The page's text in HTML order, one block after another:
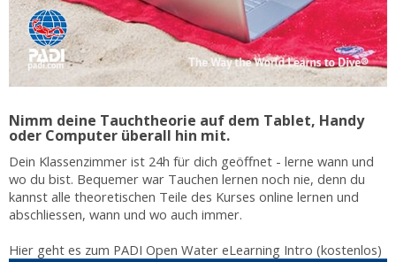
Nimm deine Tauchtheorie auf dem Tablet, Handy
oder Computer überall hin mit.
Dein Klassenzimmer ist 24h für dich geöffnet - lerne wann und
wo du bist. Bequemer war Tauchen lernen noch nie, denn du
kannst alle theoretischen Teile des Kurses online lernen und
abschliessen, wann und wo auch immer.
Hier geht es zum PADI Open Water eLearning Intro (kostenlos)